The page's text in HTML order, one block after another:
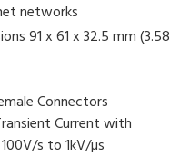
networks
91 x 61 x 32.5 mm (3.58
Connectors
Current with
s to 1kV/µs